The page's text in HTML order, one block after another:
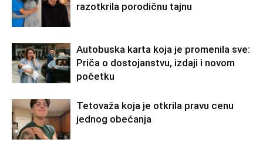
razotkrila porodičnu tajnu
Autobuska karta koja je promenila sve:
Priča o dostojanstvu, izdaji i novom
početku
Tetovaža koja je otkrila pravu cenu
jednog obećanja